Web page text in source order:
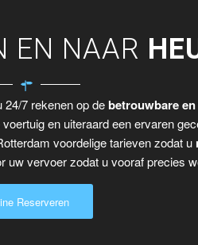
EN NAAR
7 rekenen op debetrouwbare
en uiteraard een ervaren
voordelige tarieven zodat u
vervoer zodat u vooraf precies
Reserveren